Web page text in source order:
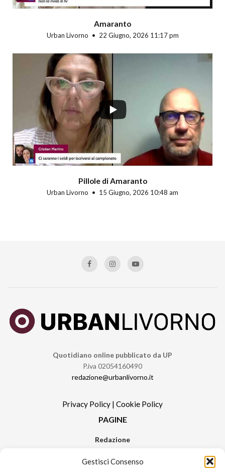
Gestisci Consenso
Amaranto
Urban Livorno 22 Giugno, 2026 11:17 pm
Pillole di Amaranto
Urban Livorno 15 Giugno, 2026 10:48 am
Quotidiano online pubblicato da UP
P.iva 02054160490
redazione@urbanlivorno.it
Privacy Policy | Cookie Policy
PAGINE
Redazione
Pubblicità